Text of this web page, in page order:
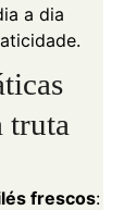
a dia
truta
frescos: